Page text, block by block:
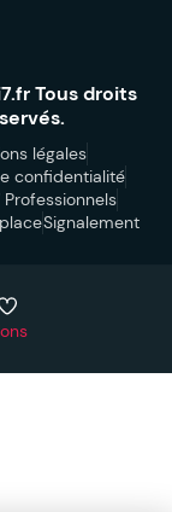
Tous droits
légales
confidentialité
Professionnels
Signalement